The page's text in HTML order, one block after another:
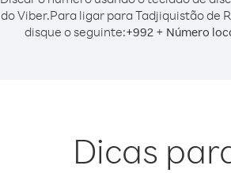
do Viber.Para ligar para Tadjiquistão de
disque o seguinte:+992+ Número
Dicas